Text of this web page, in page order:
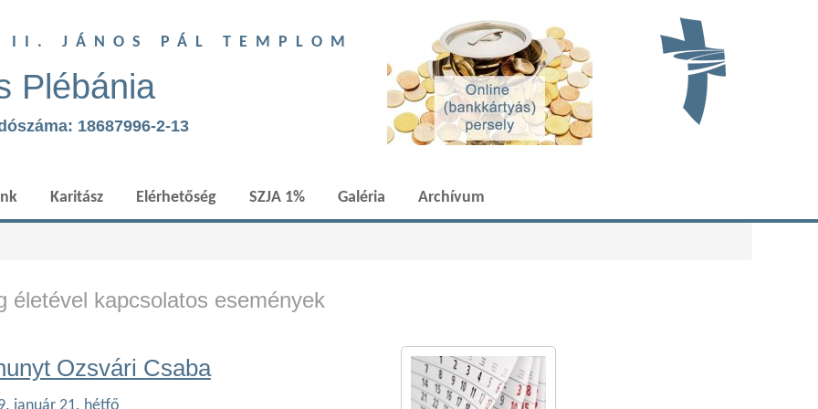
JÁNOS PÁL TEMPLOM
Plébánia
18687996-2-13
Karitász Elérhetőség SZJA 1% Galéria Archívum
életével kapcsolatos események
Ozsvári Csaba